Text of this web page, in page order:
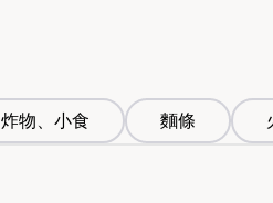
炸物、小食 麵條